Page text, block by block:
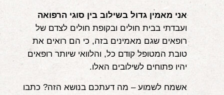
אני מאמין גדול בשילוב בין סוגי הרפואה
ועבדתי בבית חולים ובקופת חולים לצדם של
רופאים שגם מאמינים בזה, כי הם רואים את
טובת המטופל קודם כל, והלוואי שיותר רופאים
יהיו פתוחים לשילובים האלו.
אשמח לשמוע – מה דעתכם בנושא הזה? כתבו